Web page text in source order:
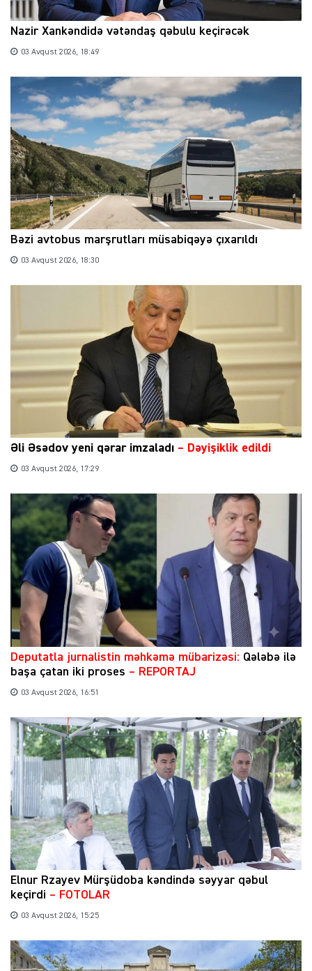
Nazir Xankəndidə vətəndaş qəbulu keçirəcək
03 Avqust 2026, 18:49
Bəzi avtobus marşrutları müsabiqəyə çıxarıldı
03 Avqust 2026, 18:30
Əli Əsədov yeni qərar imzaladı – Dəyişiklik edildi
03 Avqust 2026, 17:29
​Deputatla jurnalistin məhkəmə mübarizəsi: Qələbə ilə
başa çatan iki proses – REPORTAJ
03 Avqust 2026, 16:51
Elnur Rzayev Mürşüdoba kəndində səyyar qəbul
keçirdi – FOTOLAR
03 Avqust 2026, 15:25